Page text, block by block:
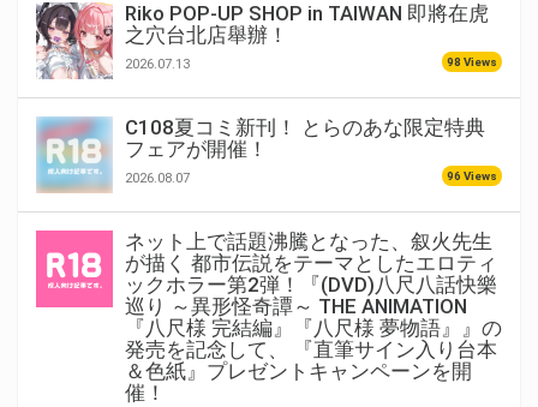
Riko POP-UP SHOP in TAIWAN 即將在虎
之穴台北店舉辦！
2026.07.13 98 Views
C108夏コミ新刊！ とらのあな限定特典
フェアが開催！
2026.08.07 96 Views
ネット上で話題沸騰となった、叙火先生
が描く 都市伝説をテーマとしたエロティ
ックホラー第2弾！『(DVD)八尺八話快樂
巡り ～異形怪奇譚～ THE ANIMATION
『八尺様 完結編』『八尺様 夢物語』』の
発売を記念して、 『直筆サイン入り台本
＆色紙』プレゼントキャンペーンを開
催！